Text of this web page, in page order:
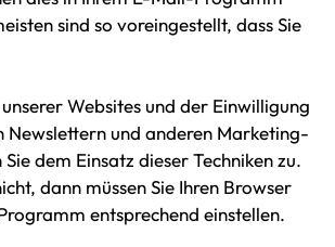
sind so voreingestellt, dass Sie
Websites und der Einwilligung
Newslettern und anderen Marketing-
dem Einsatz dieser Techniken zu.
dann müssen Sie Ihren Browser
entsprechend einstellen.